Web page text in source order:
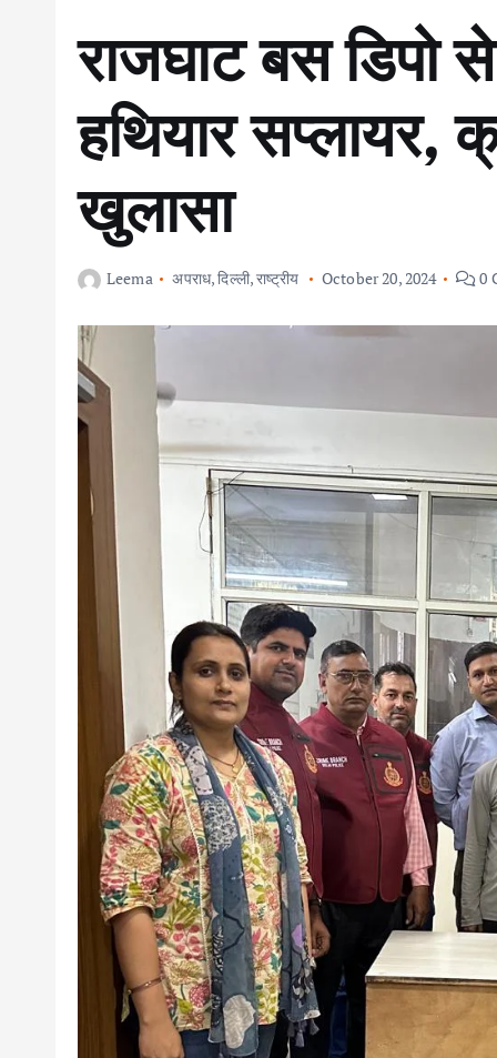
राजघाट बस डिपो
हथियार सप्लायर,
खुलासा
Leema अपराध,दिल्ली,राष्ट्रीय October 20, 2024 0